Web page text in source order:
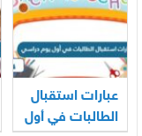
عبارات استقبال
الطالبات في أول